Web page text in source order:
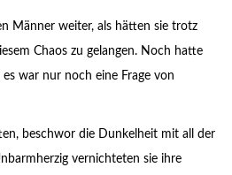
Männer weiter, als hätten sie trotz
Chaos zu gelangen. Noch hatte
war nur noch eine Frage von
beschwor die Dunkelheit mit all der
vernichteten sie ihre